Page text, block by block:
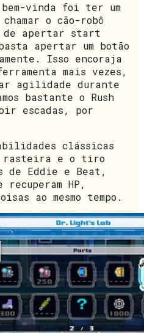
bem-vinda foi ter um
o cão-robô
de apertar start
apertar um botão
Isso encoraja
mais vezes,
agilidade durante
bastante o Rush
escadas, por
clássicas
a rasteira e o tiro
de Eddie e Beat,
recuperam HP,
ao mesmo tempo.